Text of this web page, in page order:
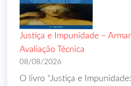
Justiça e Impunidade –
Avaliação Técnica
08/08/2026
O livro “Justiça e